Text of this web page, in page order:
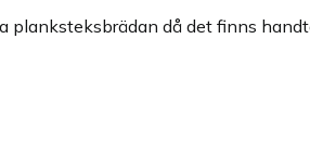
planksteksbrädan då det finns